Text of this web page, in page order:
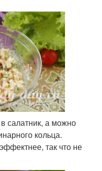
салатник, а можно
кольца.
так что не